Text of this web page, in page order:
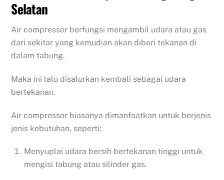
Selatan
Air compressor berfungsi mengambil udara atau gas
dari sekitar yang kemudian akan diberi tekanan di
dalam tabung.
Maka ini lalu disalurkan kembali sebagai udara
bertekanan.
Air compressor biasanya dimanfaatkan untuk berjenis
jenis kebutuhan, seperti:
Menyuplai udara bersih bertekanan tinggi untuk
mengisi tabung atau silinder gas.